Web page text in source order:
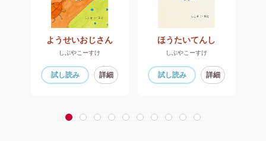
ようせいおじさん
しぶやこーすけ
試し読み 詳細
ほうたいてんし
しぶやこーすけ
試し読み 詳細
1 2 3 4 5 6 7 8 9 10